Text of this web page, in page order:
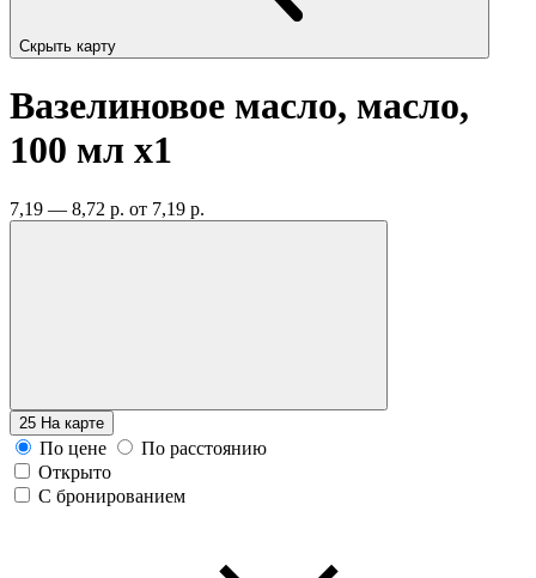
Скрыть карту
Вазелиновое масло, масло,
100 мл x1
7,19 — 8,72 р. от 7,19 р.
25 На карте
По цене
По расстоянию
Открыто
С бронированием